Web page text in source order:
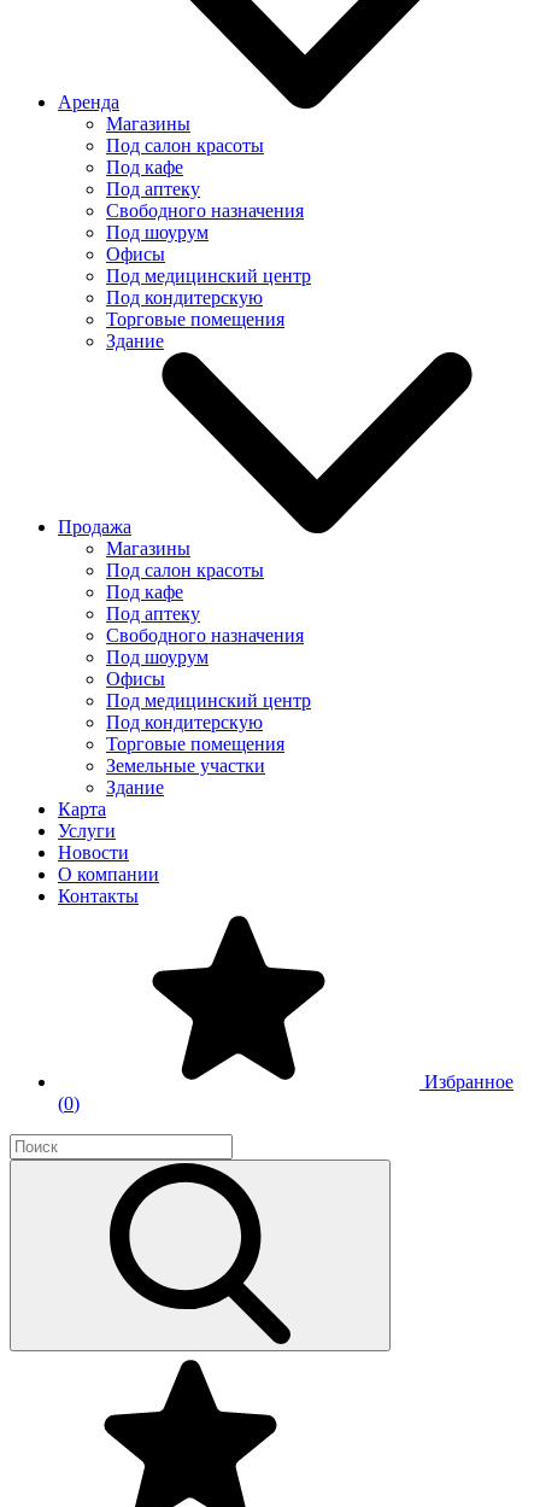
Аренда
Магазины
Под салон красоты
Под кафе
Под аптеку
Свободного назначения
Под шоурум
Офисы
Под медицинский центр
Под кондитерскую
Торговые помещения
Здание
Продажа
Магазины
Под салон красоты
Под кафе
Под аптеку
Свободного назначения
Под шоурум
Офисы
Под медицинский центр
Под кондитерскую
Торговые помещения
Земельные участки
Здание
Карта
Услуги
Новости
О компании
Контакты
Избранное
(0)